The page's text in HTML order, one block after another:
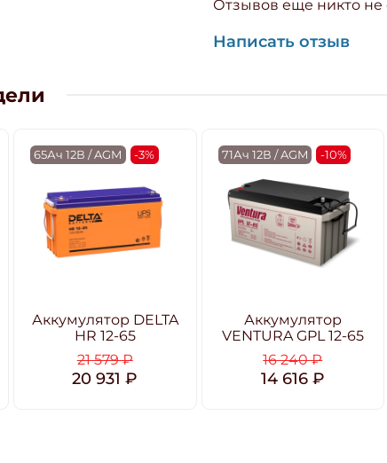
Отзывов еще никто не
Написать отзыв
65Ач 12В / AGM -3%
Аккумулятор DELTA
HR 12-65
21 579 ₽
20 931 ₽
71Ач 12В / AGM -10%
Аккумулятор
VENTURA GPL 12-65
16 240 ₽
14 616 ₽